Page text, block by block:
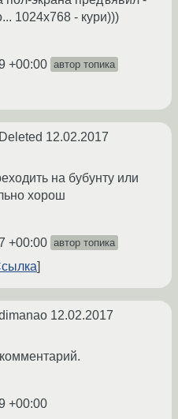
1024х768 - кури)))
+00:00 автор топика
12.02.2017
на бубунту или
хорош
+00:00 автор топика
12.02.2017
+00:00